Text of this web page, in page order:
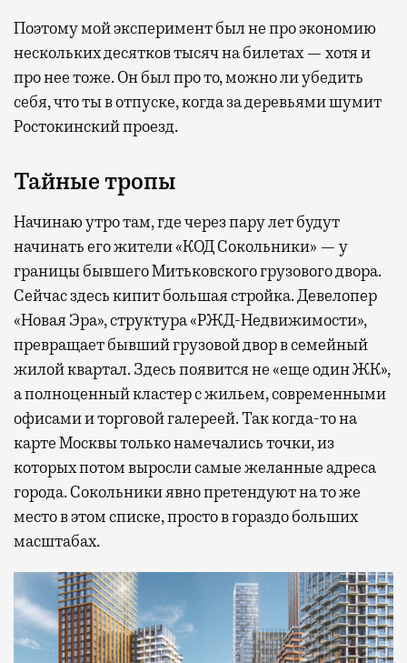
Поэтому мой эксперимент был не про экономию
нескольких десятков тысяч на билетах — хотя и
про нее тоже. Он был про то, можно ли убедить
себя, что ты в отпуске, когда за деревьями шумит
Ростокинский проезд.
Тайные тропы
Начинаю утро там, где через пару лет будут
начинать его жители «КОД Сокольники» — у
границы бывшего Митьковского грузового двора.
Сейчас здесь кипит большая стройка. Девелопер
«Новая Эра», структура «РЖД-Недвижимости»,
превращает бывший грузовой двор в семейный
жилой квартал. Здесь появится не «еще один ЖК»,
а полноценный кластер с жильем, современными
офисами и торговой галереей. Так когда-то на
карте Москвы только намечались точки, из
которых потом выросли самые желанные адреса
города. Сокольники явно претендуют на то же
место в этом списке, просто в гораздо больших
масштабах.